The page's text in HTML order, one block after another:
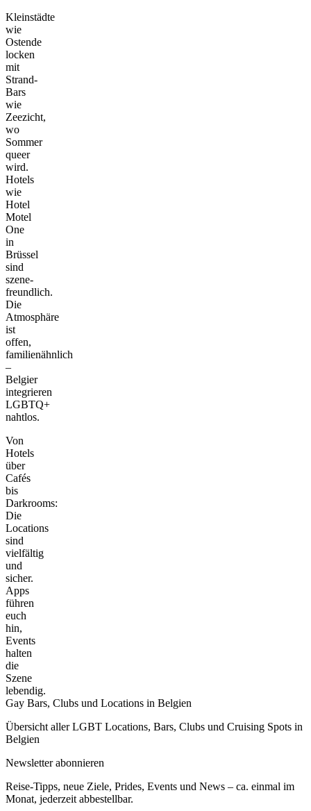
Kleinstädte
wie
Ostende
locken
mit
Strand-
Bars
wie
Zeezicht,
wo
Sommer
queer
wird.
Hotels
wie
Hotel
Motel
One
in
Brüssel
sind
szene-
freundlich.
Die
Atmosphäre
ist
offen,
familienähnlich
–
Belgier
integrieren
LGBTQ+
nahtlos.
Von
Hotels
über
Cafés
bis
Darkrooms:
Die
Locations
sind
vielfältig
und
sicher.
Apps
führen
euch
hin,
Events
halten
die
Szene
lebendig.
Gay Bars, Clubs und Locations in Belgien
Übersicht aller LGBT Locations, Bars, Clubs und Cruising Spots in
Belgien
Newsletter abonnieren
Reise-Tipps, neue Ziele, Prides, Events und News – ca. einmal im
Monat, jederzeit abbestellbar.